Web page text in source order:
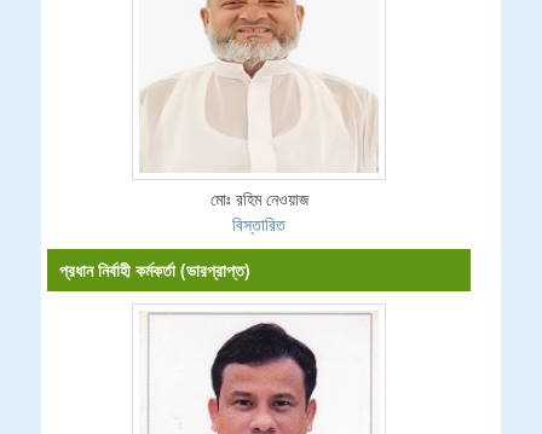
মোঃ রহিম নেওয়াজ
বিস্তারিত
প্রধান নির্বাহী কর্মকর্তা (ভারপ্রাপ্ত)